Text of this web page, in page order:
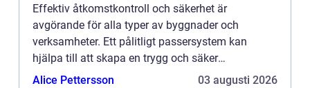
Effektiv åtkomstkontroll och säkerhet är
avgörande för alla typer av byggnader och
verksamheter. Ett pålitligt passersystem kan
hjälpa till att skapa en trygg och säker
arbetsmiljö. Ett sådant syst...
Alice Pettersson 03 augusti 2026